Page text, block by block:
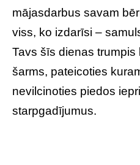
mājasdarbus savam
viss, ko izdarīsi –
Tavs šīs dienas
šarms, pateicoties
nevilcinoties piedos
starpgadījumus.